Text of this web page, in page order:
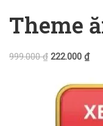
Theme
999.000₫ 222.000 ₫